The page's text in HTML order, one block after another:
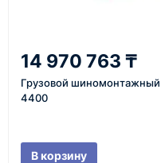
средний срок
проверка товара
14 970 763 ₸
Грузовой шиномонтажный
4400
В корзину